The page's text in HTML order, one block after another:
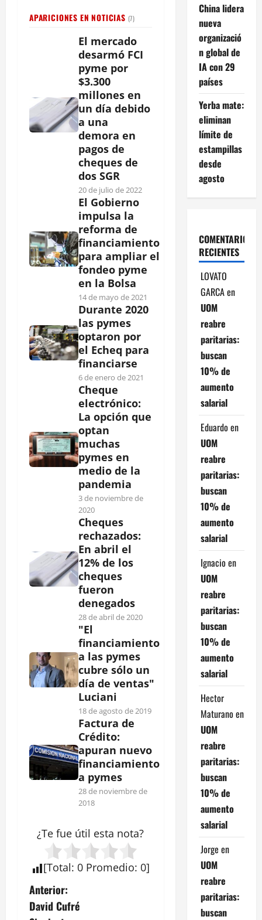
APARICIONES EN NOTICIAS (7)
El mercado
desarmó FCI
pyme por
$3.300
millones en
un día debido
a una
demora en
pagos de
cheques de
dos SGR
20 de julio de 2022
El Gobierno
impulsa la
reforma de
financiamiento
para ampliar el
fondeo pyme
en la Bolsa
14 de mayo de 2021
Durante 2020
las pymes
optaron por
el Echeq para
financiarse
6 de enero de 2021
Cheque
electrónico:
La opción que
optan
muchas
pymes en
medio de la
pandemia
3 de noviembre de
2020
Cheques
rechazados:
En abril el
12% de los
cheques
fueron
denegados
28 de abril de 2020
"El
financiamiento
a las pymes
cubre sólo un
día de ventas"
Luciani
18 de agosto de 2019
Factura de
Crédito:
apuran nuevo
financiamiento
a pymes
28 de noviembre de
2018
¿Te fue útil esta nota?
[Total: 0 Promedio: 0]
N
Anterior:
David Cufré
China lidera
nueva
organizació
n global de
IA con 29
países
Yerba mate:
eliminan
límite de
estampillas
desde
agosto
COMENTARIOS
RECIENTES
LOVATO
GARCAen
UOM
reabre
paritarias:
buscan
10% de
aumento
salarial
Eduardo en
UOM
reabre
paritarias:
buscan
10% de
aumento
salarial
Ignacio en
UOM
reabre
paritarias:
buscan
10% de
aumento
salarial
Hector
Maturano en
UOM
reabre
paritarias:
buscan
10% de
aumento
salarial
Jorge en
UOM
reabre
paritarias:
buscan